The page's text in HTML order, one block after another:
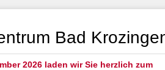
Bad
2026 laden wir Sie herzlich zum